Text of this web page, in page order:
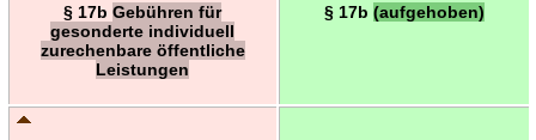
§ 17b Gebühren für
gesonderte individuell
zurechenbare öffentliche
Leistungen
§ 17b (aufgehoben)